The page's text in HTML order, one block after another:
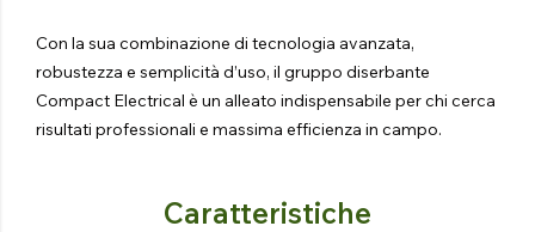
Con la sua combinazione di tecnologia avanzata,
robustezza e semplicità d’uso, il gruppo diserbante
Compact Electrical è un alleato indispensabile per chi cerca
risultati professionali e massima efficienza in campo.
Caratteristiche